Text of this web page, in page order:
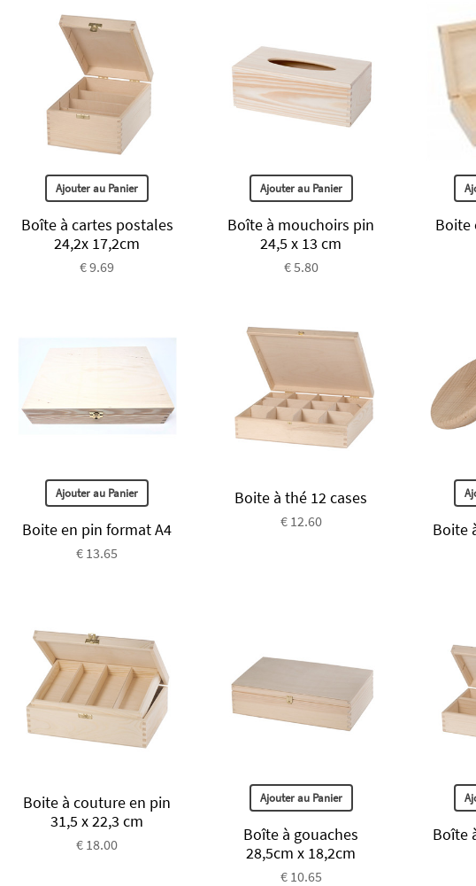
Ajouter au Panier
Boîte à cartes postales
24,2x 17,2cm
€ 9.69
Ajouter au Panier
Boîte à mouchoirs pin
24,5 x 13 cm
€ 5.80
Boite
Ajouter au Panier
Boite en pin format A4
€ 13.65
Boite à thé 12 cases
€ 12.60
Boite
Boite à couture en pin
31,5 x 22,3 cm
€ 18.00
Ajouter au Panier
Boîte à gouaches
28,5cm x 18,2cm
€ 10.65
Boîte